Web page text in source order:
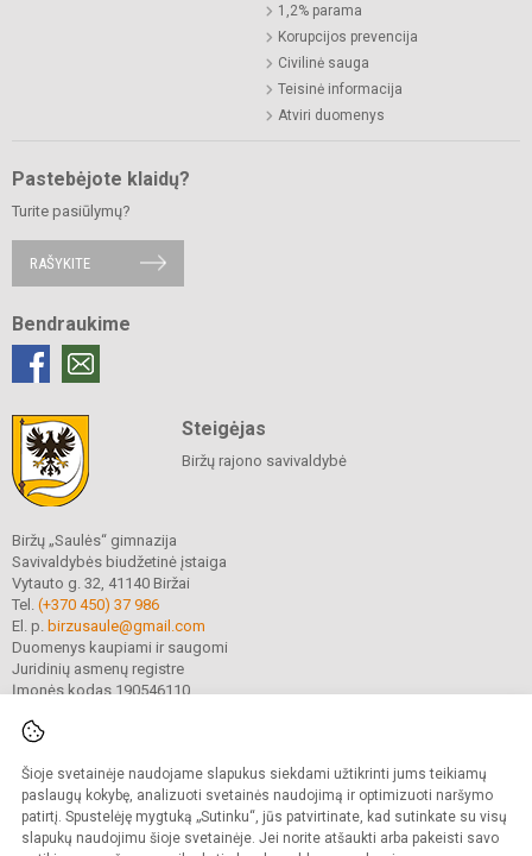
Šioje svetainėje naudojame slapukus siekdami užtikrinti jums teikiamų
paslaugų kokybę, analizuoti svetainės naudojimą ir optimizuoti naršymo
patirtį. Spustelėję mygtuką „Sutinku“, jūs patvirtinate, kad sutinkate su visų
slapukų naudojimu šioje svetainėje. Jei norite atšaukti arba pakeisti savo
1,2% parama
Korupcijos prevencija
Civilinė sauga
Teisinė informacija
Atviri duomenys
Pastebėjote klaidų?
Turite pasiūlymų?
RAŠYKITE
Bendraukime
Steigėjas
Biržų rajono savivaldybė
Biržų „Saulės“ gimnazija
Savivaldybės biudžetinė įstaiga
Vytauto g. 32, 41140 Biržai
Tel. (+370 450) 37 986
El. p. birzusaule@gmail.com
Duomenys kaupiami ir saugomi
Juridinių asmenų registre
Įmonės kodas 190546110
© 2021. Biržų „Saulės“ gimnazija. Visos teisės saugomos.
Kopijuoti turinį be raštiško gimnazijos sutikimo griežtai draudžiama.
Prieinamumo paraiška Slapukų valdymas